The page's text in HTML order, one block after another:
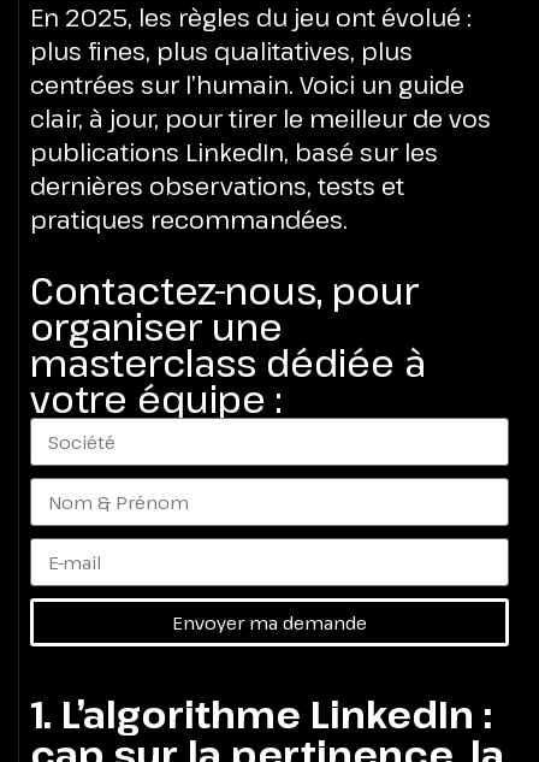
En 2025, les règles du jeu ont évolué :
plus fines, plus qualitatives, plus
centrées sur l’humain. Voici un guide
clair, à jour, pour tirer le meilleur de vos
publications LinkedIn, basé sur les
dernières observations, tests et
pratiques recommandées.
Contactez-nous, pour
organiser une
masterclass dédiée à
votre équipe :
Envoyer ma demande
1. L’algorithme LinkedIn :